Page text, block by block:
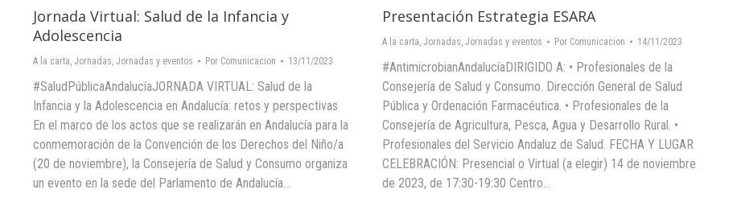
Jornada Virtual: Salud de la Infancia y
Adolescencia
A la carta, Jornadas, Jornadas y eventos Por Comunicacion 13/11/2023
#SaludPúblicaAndalucíaJORNADA VIRTUAL: Salud de la
Infancia y la Adolescencia en Andalucía: retos y perspectivas
En el marco de los actos que se realizarán en Andalucía para la
conmemoración de la Convención de los Derechos del Niño/a
(20 de noviembre), la Consejería de Salud y Consumo organiza
un evento en la sede del Parlamento de Andalucía…
Presentación Estrategia ESARA
A la carta, Jornadas, Jornadas y eventos Por Comunicacion 14/11/2023
#AntimicrobianAndalucíaDIRIGIDO A: • Profesionales de la
Consejería de Salud y Consumo. Dirección General de Salud
Pública y Ordenación Farmacéutica. • Profesionales de la
Consejería de Agricultura, Pesca, Agua y Desarrollo Rural. •
Profesionales del Servicio Andaluz de Salud. FECHA Y LUGAR
CELEBRACIÓN: Presencial o Virtual (a elegir) 14 de noviembre
de 2023, de 17:30-19:30 Centro…